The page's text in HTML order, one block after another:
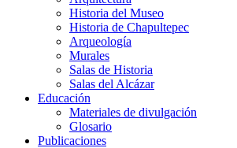
Historia del Museo
Historia de Chapultepec
Arqueología
Murales
Salas de Historia
Salas del Alcázar
Educación
Materiales de divulgación
Glosario
Publicaciones